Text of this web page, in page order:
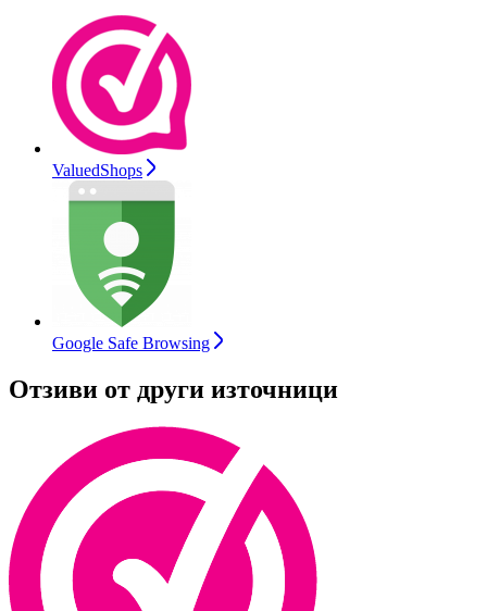
ValuedShops
Google Safe Browsing
Отзиви от други източници